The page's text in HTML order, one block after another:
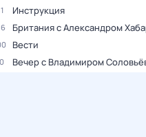
Инструкция
Британия с Александром
Вести
Вечер с Владимиром